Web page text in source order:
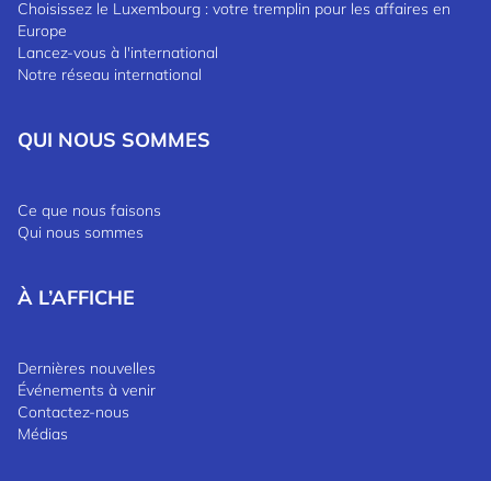
Choisissez le Luxembourg : votre tremplin pour les affaires en
Europe
Lancez-vous à l'international
Notre réseau international
QUI NOUS SOMMES
Ce que nous faisons
Qui nous sommes
À L’AFFICHE
Dernières nouvelles
Événements à venir
Contactez-nous
Médias